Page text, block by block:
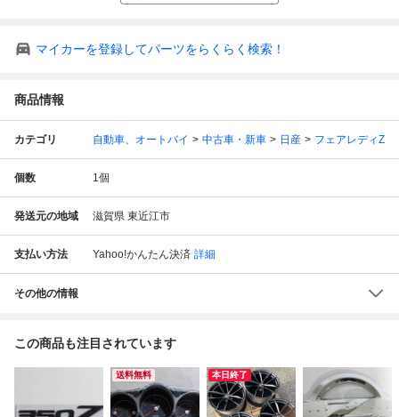
マイカーを登録してパーツをらくらく検索！
商品情報
カテゴリ 自動車、オートバイ 中古車・新車 日産 フェアレディZ
個数 1個
発送元の地域 滋賀県 東近江市
支払い方法 Yahoo!かんたん決済 詳細
その他の情報
この商品も注目されています
送料無料 本日終了